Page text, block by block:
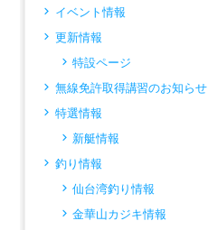
イベント情報
更新情報
特設ページ
無線免許取得講習のお知らせ
特選情報
新艇情報
釣り情報
仙台湾釣り情報
金華山カジキ情報